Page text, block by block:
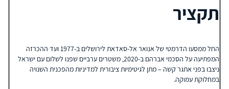
תקציר
החל ממסעו הדרמטי של אנואר אל-סאדאת לירושלים ב-1977 ועד ההכרזה
המפתיעה על הסכמי אברהם ב-2020, משטרים ערביים שפנו לשלום עם ישראל
ניצבו בפני אתגר קשה – מתן לגיטימיות ציבורית למדיניות מהפכנית השנויה
במחלוקת עמוקה.